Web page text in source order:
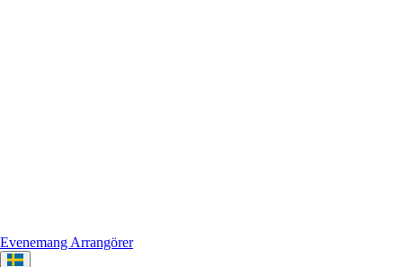
Evenemang Arrangörer